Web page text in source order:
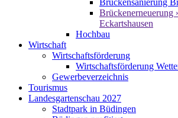
Brückensanierung
Brückenerneuerung
Eckartshausen
Hochbau
Wirtschaft
Wirtschaftsförderung
Wirtschaftsförderung
Gewerbeverzeichnis
Tourismus
Landesgartenschau 2027
Stadtpark in Büdingen